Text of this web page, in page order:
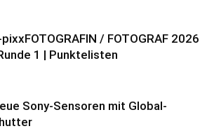
/ FOTOGRAF 2026
1 | Punktelisten
Sony-Sensoren mit Global-